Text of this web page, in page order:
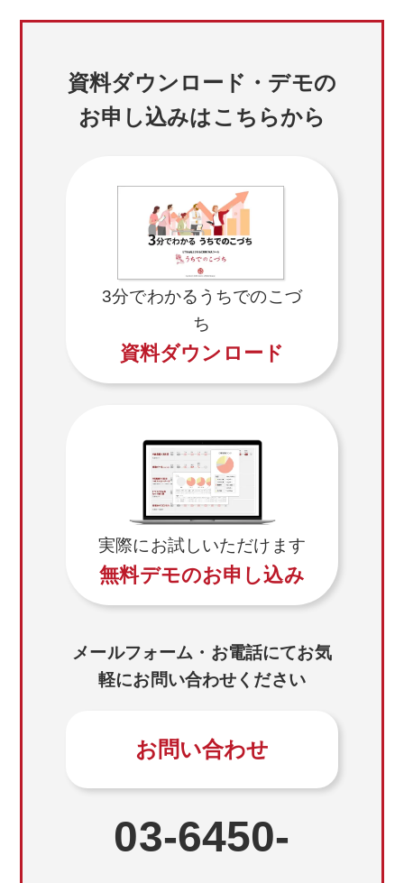
資料ダウンロード・デモの
お申し込みはこちらから
3分でわかるうちでのこづ
ち
資料ダウンロード
実際にお試しいただけます
無料デモのお申し込み
メールフォーム・お電話にてお気
軽にお問い合わせください
お問い合わせ
03-6450-